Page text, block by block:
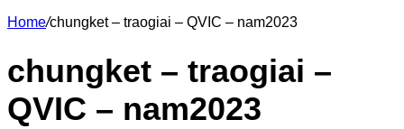
Home/chungket – traogiai – QVIC – nam2023
chungket – traogiai –
QVIC – nam2023